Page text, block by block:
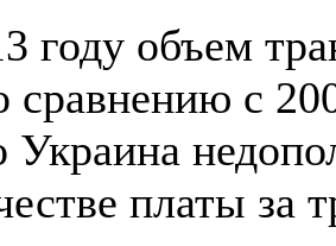
году объем
сравнению с
Украина
платы за